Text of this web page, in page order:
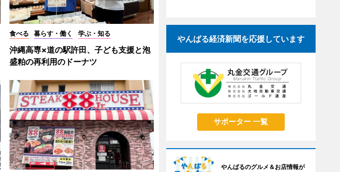
食べる 暮らす・働く 学ぶ・知る
沖縄高専×道の駅許田、子ども支援と泡
盛粕の再利用のドーナツ
やんばる経済新聞を応援しています
サポーター 一覧
やんばるのグルメ＆お店情報が